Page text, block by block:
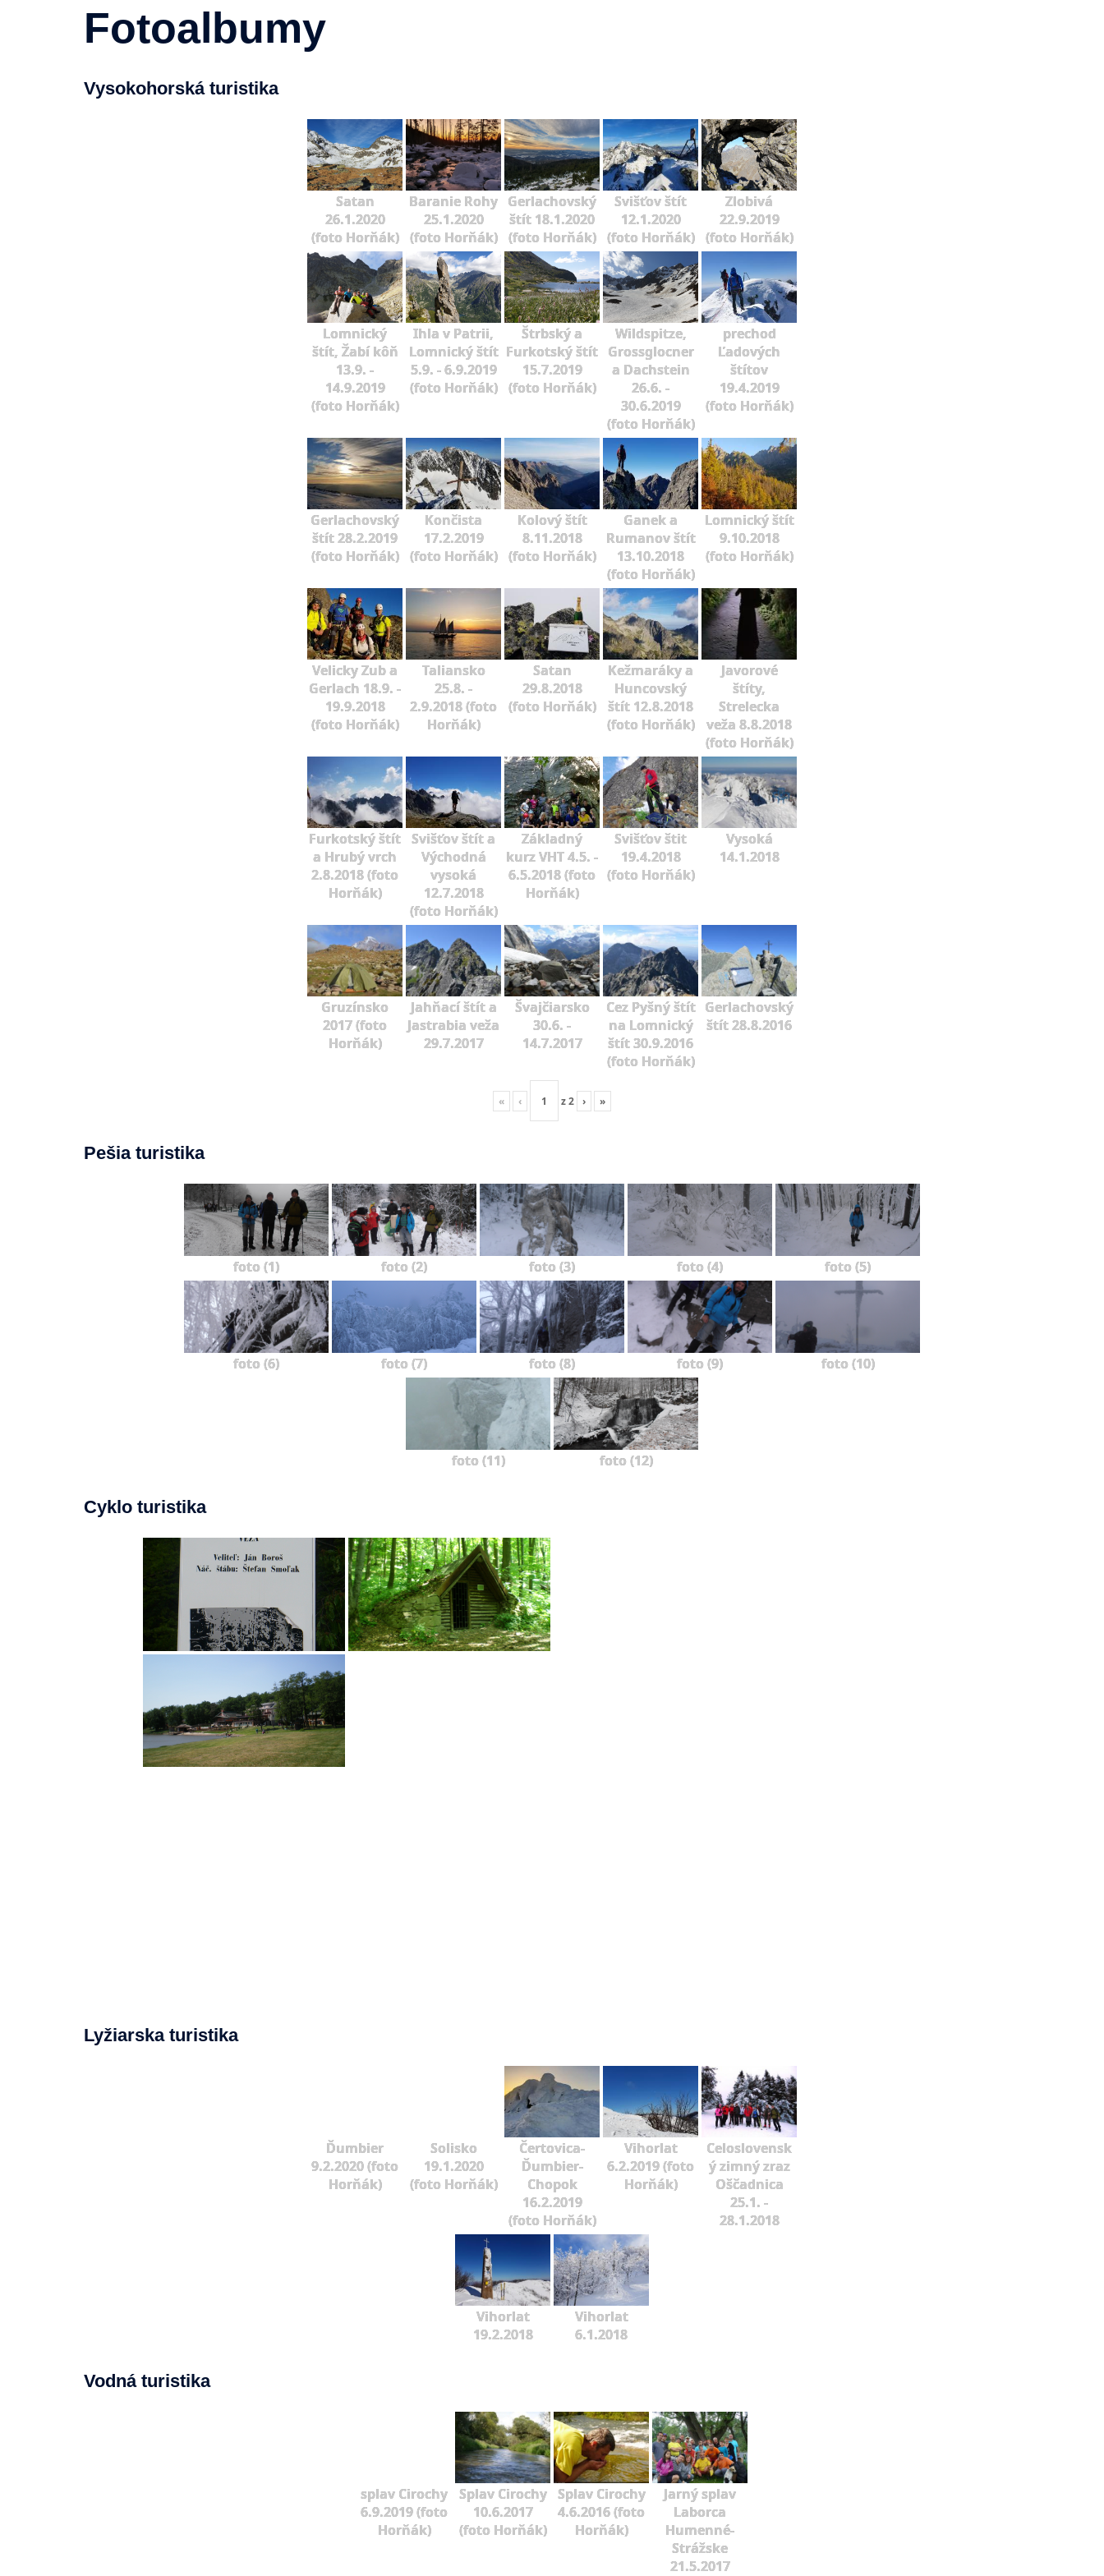
Fotoalbumy
Vysokohorská turistika
Satan
26.1.2020
(foto Horňák)
Baranie Rohy
25.1.2020
(foto Horňák)
Gerlachovský
štít 18.1.2020
(foto Horňák)
Svišťov štít
12.1.2020
(foto Horňák)
Zlobivá
22.9.2019
(foto Horňák)
Lomnický
štít, Žabí kôň
13.9. -
14.9.2019
(foto Horňák)
Ihla v Patrii,
Lomnický štít
5.9. - 6.9.2019
(foto Horňák)
Štrbský a
Furkotský štít
15.7.2019
(foto Horňák)
Wildspitze,
Grossglocner
a Dachstein
26.6. -
30.6.2019
(foto Horňák)
prechod
Ľadových
štítov
19.4.2019
(foto Horňák)
Gerlachovský
štít 28.2.2019
(foto Horňák)
Končista
17.2.2019
(foto Horňák)
Kolový štít
8.11.2018
(foto Horňák)
Ganek a
Rumanov štít
13.10.2018
(foto Horňák)
Lomnický štít
9.10.2018
(foto Horňák)
Velicky Zub a
Gerlach 18.9. -
19.9.2018
(foto Horňák)
Taliansko
25.8. -
2.9.2018 (foto
Horňák)
Satan
29.8.2018
(foto Horňák)
Kežmaráky a
Huncovský
štít 12.8.2018
(foto Horňák)
Javorové
štíty,
Strelecka
veža 8.8.2018
(foto Horňák)
Furkotský štít
a Hrubý vrch
2.8.2018 (foto
Horňák)
Svišťov štít a
Východná
vysoká
12.7.2018
(foto Horňák)
Základný
kurz VHT 4.5. -
6.5.2018 (foto
Horňák)
Svišťov štit
19.4.2018
(foto Horňák)
Vysoká
14.1.2018
Gruzínsko
2017 (foto
Horňák)
Jahňací štít a
Jastrabia veža
29.7.2017
Švajčiarsko
30.6. -
14.7.2017
Cez Pyšný štít
na Lomnický
štít 30.9.2016
(foto Horňák)
Gerlachovský
štít 28.8.2016
« ‹ z2 › »
Pešia turistika
foto (1) foto (2) foto (3) foto (4) foto (5)
foto (6) foto (7) foto (8) foto (9) foto (10)
foto (11) foto (12)
Cyklo turistika
Lyžiarska turistika
Ďumbier
9.2.2020 (foto
Horňák)
Solisko
19.1.2020
(foto Horňák)
Čertovica-
Ďumbier-
Chopok
16.2.2019
(foto Horňák)
Vihorlat
6.2.2019 (foto
Horňák)
Celoslovensk
ý zimný zraz
Oščadnica
25.1. -
28.1.2018
Vihorlat
19.2.2018
Vihorlat
6.1.2018
Vodná turistika
splav Cirochy
6.9.2019 (foto
Horňák)
Splav Cirochy
10.6.2017
(foto Horňák)
Splav Cirochy
4.6.2016 (foto
Horňák)
Jarný splav
Laborca
Humenné-
Strážske
21.5.2017